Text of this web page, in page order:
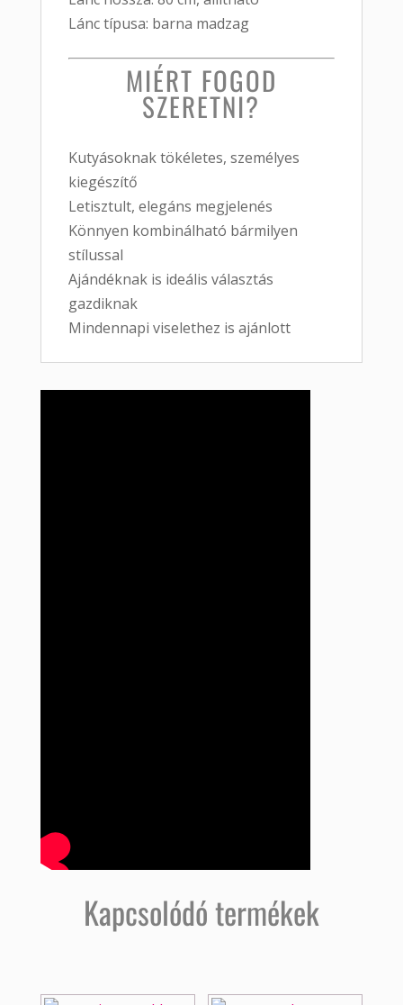
Lánc típusa: barna madzag
MIÉRT FOGOD
SZERETNI?
Kutyásoknak tökéletes, személyes
kiegészítő
Letisztult, elegáns megjelenés
Könnyen kombinálható bármilyen
stílussal
Ajándéknak is ideális választás
gazdiknak
Mindennapi viselethez is ajánlott
Kapcsolódó termékek